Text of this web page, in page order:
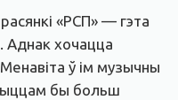
«РСП» — гэта
Аднак хочацца
ў ім музычны
бы больш